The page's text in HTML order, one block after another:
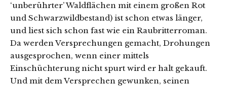
‘unberührter’ Waldflächen mit einem großen Rot
und Schwarzwildbestand) ist schon etwas länger,
und liest sich schon fast wie ein Raubritterroman.
Da werden Versprechungen gemacht, Drohungen
ausgesprochen, wenn einer mittels
Einschüchterung nicht spurt wird er halt gekauft.
Und mit dem Versprechen gewunken, seinen